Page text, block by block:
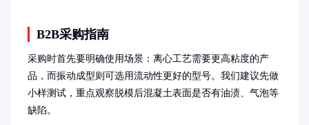
B2B采购指南
采购时首先要明确使用场景：离心工艺需要更高粘度的产
品，而振动成型则可选用流动性更好的型号。我们建议先做
小样测试，重点观察脱模后混凝土表面是否有油渍、气泡等
缺陷。